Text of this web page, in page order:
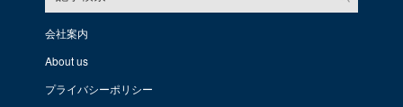
会社案内
About us
プライバシーポリシー